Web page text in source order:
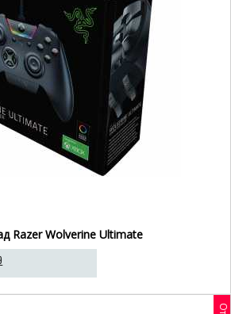
Razer Wolverine Ultimate